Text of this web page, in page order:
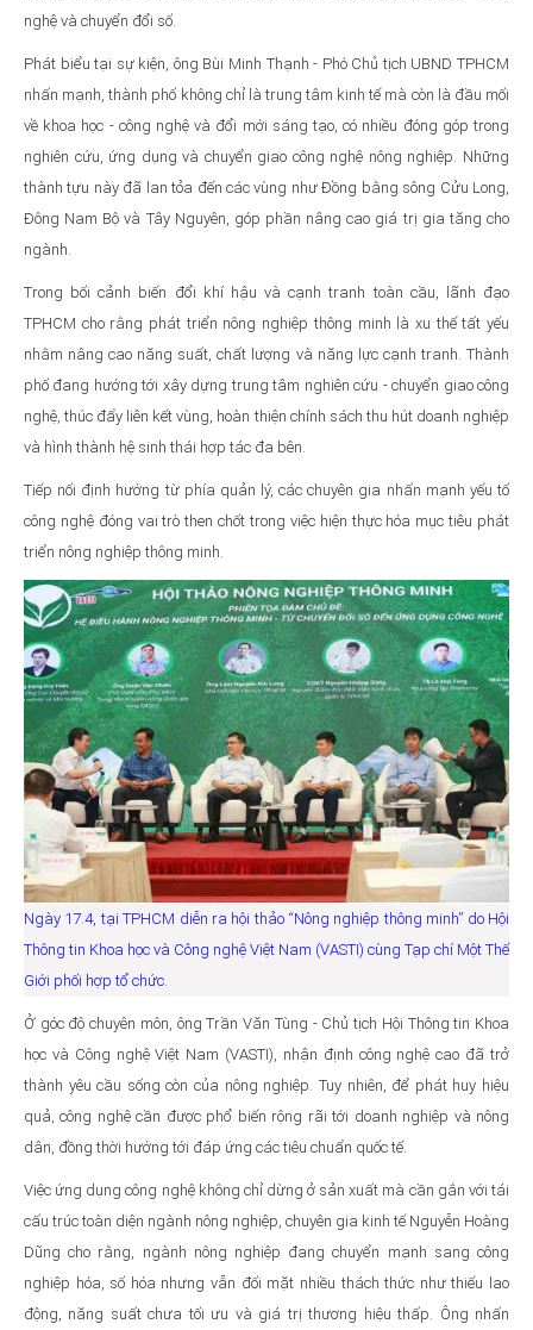
nghệ và chuyển đổi số.
Phát biểu tại sự kiện, ông Bùi Minh Thạnh - Phó Chủ tịch UBND TPHCM
nhấn mạnh, thành phố không chỉ là trung tâm kinh tế mà còn là đầu mối
về khoa học - công nghệ và đổi mới sáng tạo, có nhiều đóng góp trong
nghiên cứu, ứng dụng và chuyển giao công nghệ nông nghiệp. Những
thành tựu này đã lan tỏa đến các vùng như Đồng bằng sông Cửu Long,
Đông Nam Bộ và Tây Nguyên, góp phần nâng cao giá trị gia tăng cho
ngành.
Trong bối cảnh biến đổi khí hậu và cạnh tranh toàn cầu, lãnh đạo
TPHCM cho rằng phát triển nông nghiệp thông minh là xu thế tất yếu
nhằm nâng cao năng suất, chất lượng và năng lực cạnh tranh. Thành
phố đang hướng tới xây dựng trung tâm nghiên cứu - chuyển giao công
nghệ, thúc đẩy liên kết vùng, hoàn thiện chính sách thu hút doanh nghiệp
và hình thành hệ sinh thái hợp tác đa bên.
Tiếp nối định hướng từ phía quản lý, các chuyên gia nhấn mạnh yếu tố
công nghệ đóng vai trò then chốt trong việc hiện thực hóa mục tiêu phát
triển nông nghiệp thông minh.
Ngày 17.4, tại TPHCM diễn ra hội thảo “Nông nghiệp thông minh” do Hội
Thông tin Khoa học và Công nghệ Việt Nam (VASTI) cùng Tạp chí Một Thế
Giới phối hợp tổ chức.
Ở góc độ chuyên môn, ông Trần Văn Tùng - Chủ tịch Hội Thông tin Khoa
học và Công nghệ Việt Nam (VASTI), nhận định công nghệ cao đã trở
thành yêu cầu sống còn của nông nghiệp. Tuy nhiên, để phát huy hiệu
quả, công nghệ cần được phổ biến rộng rãi tới doanh nghiệp và nông
dân, đồng thời hướng tới đáp ứng các tiêu chuẩn quốc tế.
Việc ứng dụng công nghệ không chỉ dừng ở sản xuất mà cần gắn với tái
cấu trúc toàn diện ngành nông nghiệp, chuyên gia kinh tế Nguyễn Hoàng
Dũng cho rằng, ngành nông nghiệp đang chuyển mạnh sang công
nghiệp hóa, số hóa nhưng vẫn đối mặt nhiều thách thức như thiếu lao
động, năng suất chưa tối ưu và giá trị thương hiệu thấp. Ông nhấn